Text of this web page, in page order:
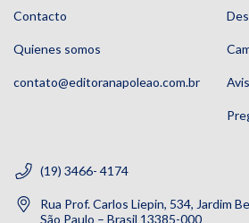
Contacto
Quienes somos
contato@editoranapoleao.com.br
(19) 3466- 4174
Rua Prof. Carlos Liepin, 534, Jardim
São Paulo – Brasil 13385-000